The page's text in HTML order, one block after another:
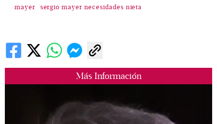
Más Información
mayer
sergio mayer necesidades nieta